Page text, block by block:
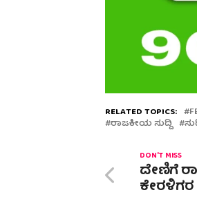
RELATED TOPICS:
ರಾಜಕೀಯ ಸುದ್ದಿ
DON'T MISS
ದೇಣಿಗೆ